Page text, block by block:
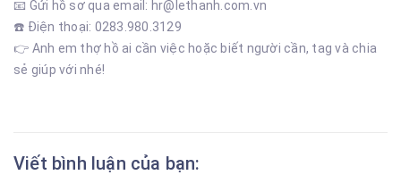
📧 Gửi hồ sơ qua email: hr@lethanh.com.vn
☎️ Điện thoại: 0283.980.3129
👉 Anh em thợ hồ ai cần việc hoặc biết người cần, tag và chia
sẻ giúp với nhé!
Viết bình luận của bạn: